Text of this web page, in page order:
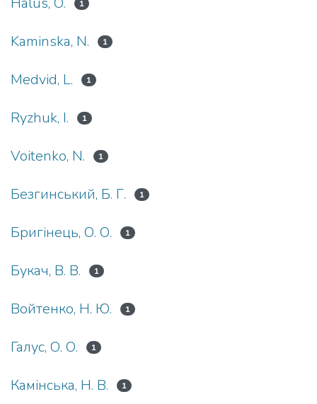
1
Kaminska, N. 1
Medvid, L. 1
Ryzhuk, I. 1
Voitenko, N. 1
Безгинський, Б. Г. 1
Бригінець, О. О. 1
Букач, В. В. 1
Войтенко, Н. Ю. 1
Галус, О. О. 1
Камінська, Н. В. 1